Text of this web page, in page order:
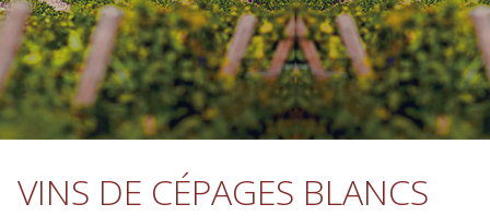
VINS DE CÉPAGES BLANCS